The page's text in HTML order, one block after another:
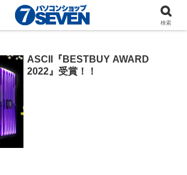
ASCII『BESTBUY AWARD
2022』受賞！！
検索